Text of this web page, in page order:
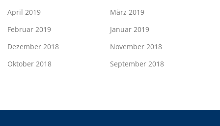
April 2019
März 2019
Februar 2019
Januar 2019
Dezember 2018
November 2018
Oktober 2018
September 2018